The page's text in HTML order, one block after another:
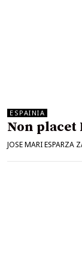
ESPAINIA
Non placet
JOSE MARI ESPARZA